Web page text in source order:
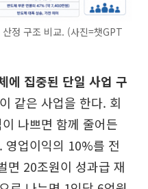
정 구조 비교. (사진=챗GPT
에 집중된 단일 사업 구
같은 사업을 한다. 회
나쁘면 함께 줄어든
영업이익의 10%를 전
면 20조원이 성과급 재